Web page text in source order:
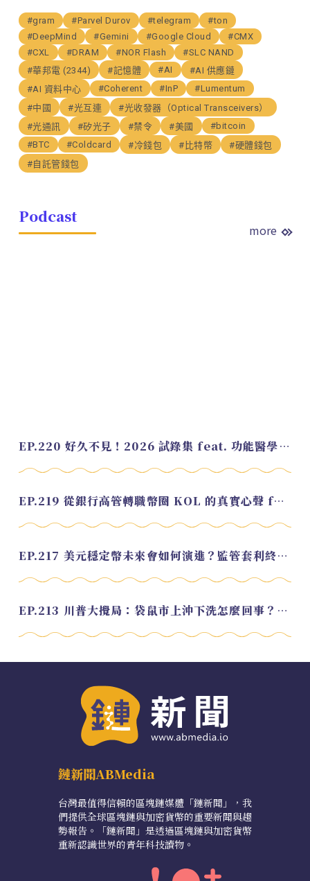
#gram #Parvel Durov #telegram
#ton
#DeepMind
#Gemini #Google Cloud
#CMX
#CXL
#DRAM #NOR Flash
#SLC NAND
#華邦電 (2344)
#記憶體 #AI
#AI 供應鏈
#AI 資料中心
#Coherent #InP
#Lumentum
#中國
#光互連
#光收發器（Optical Transceivers）
#光通訊
#矽光子 #禁令 #美國
#bitcoin
#BTC
#Coldcard #冷錢包 #比特幣
#硬體錢包
#自託管錢包
Podcast
more
EP.220 好久不見！2026 試錄集 feat. 功能醫學營養師 美寶
EP.219 從銀行高管轉職幣圈 KOL 的真實心聲 feat.龜大
EP.217 美元穩定幣未來會如何演進？監管套利終將收斂？feat. 研究員 余哲安
EP.213 川普大攪局：袋鼠市上沖下洗怎麼回事？feat. Alvin
鏈新聞ABMedia
台灣最值得信賴的區塊鏈媒體「鏈新聞」，我
們提供全球區塊鏈與加密貨幣的重要新聞與趨
勢報告。「鏈新聞」是透過區塊鏈與加密貨幣
重新認識世界的青年科技讀物。